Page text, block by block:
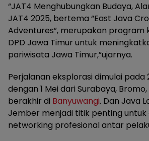
“JAT4 Menghubungkan Budaya,
JAT4 2025, bertema “East Java
Adventures”, merupakan program
DPD Jawa Timur untuk
pariwisata Jawa Timur,”ujarnya.
Perjalanan eksplorasi dimulai pada
dengan 1 Mei dari Surabaya, Bromo,
berakhir di Banyuwangi. Dan Java
Jember menjadi titik penting untuk
networking profesional antar